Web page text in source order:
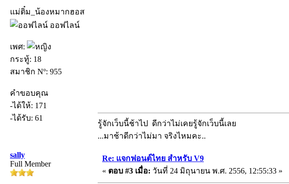
แม่ติ๋ม_น้องหมากฮอส
ออฟไลน์
เพศ:
กระทู้: 18
สมาชิก Nº: 955
คำขอบคุณ
-ได้ให้: 171
-ได้รับ: 61
รู้จักเว็บนี้ช้าไป ดีกว่าไม่เคยรู้จักเว็บนี้เลย
...มาช้าดีกว่าไม่มา จริงไหมคะ..
sally
Full Member
Re: แจกฟอนต์ไทย สำหรับ V9
« ตอบ #3 เมื่อ: วันที่ 24 มิถุนายน พ.ศ. 2556, 12:55:33 »